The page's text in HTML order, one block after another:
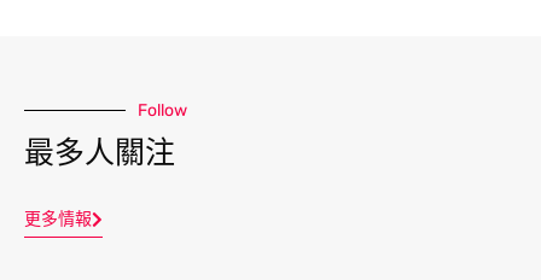
Follow
最多人關注
更多情報